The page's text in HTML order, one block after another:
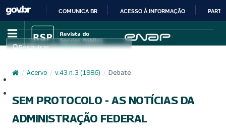
IR
PARA
CONTEÚDO
COMUNICA BR ACESSO À INFORMAÇÃO
Pesquisar
/ Acervo / v. 43 n. 3 (1986) / Debate
SEM PROTOCOLO - AS NOTÍCIAS DA
ADMINISTRAÇÃO FEDERAL